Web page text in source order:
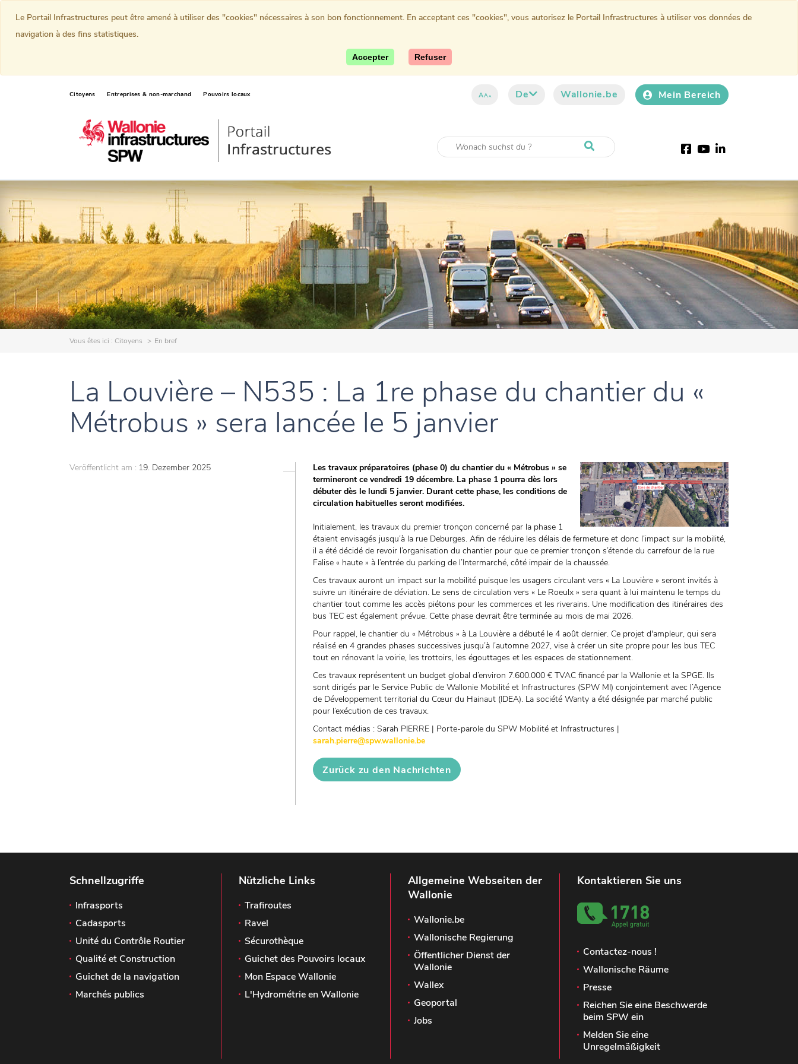
Citoyens Entreprises & non-marchand Pouvoirs locaux AAA De Wallonie.be Mein Bereich
Facebook
YoutubeLinkedIn
Vous êtes ici : Citoyens En bref
La Louvière – N535 : La 1re phase du chantier du «
Métrobus » sera lancée le 5 janvier
Veröffentlicht am : 19. Dezember 2025
Les travaux préparatoires (phase 0) du chantier du « Métrobus » se
termineront ce vendredi 19 décembre. La phase 1 pourra dès lors
débuter dès le lundi 5 janvier. Durant cette phase, les conditions de
circulation habituelles seront modifiées.
Initialement, les travaux du premier tronçon concerné par la phase 1
étaient envisagés jusqu’à la rue Deburges. Afin de réduire les délais de fermeture et donc l’impact sur la mobilité,
il a été décidé de revoir l’organisation du chantier pour que ce premier tronçon s’étende du carrefour de la rue
Falise « haute » à l’entrée du parking de l’Intermarché, côté impair de la chaussée.
Ces travaux auront un impact sur la mobilité puisque les usagers circulant vers « La Louvière » seront invités à
suivre un itinéraire de déviation. Le sens de circulation vers « Le Roeulx » sera quant à lui maintenu le temps du
chantier tout comme les accès piétons pour les commerces et les riverains. Une modification des itinéraires des
bus TEC est également prévue. Cette phase devrait être terminée au mois de mai 2026.
Pour rappel, le chantier du « Métrobus » à La Louvière a débuté le 4 août dernier. Ce projet d'ampleur, qui sera
réalisé en 4 grandes phases successives jusqu’à l’automne 2027, vise à créer un site propre pour les bus TEC
tout en rénovant la voirie, les trottoirs, les égouttages et les espaces de stationnement.
Ces travaux représentent un budget global d’environ 7.600.000 € TVAC financé par la Wallonie et la SPGE. Ils
sont dirigés par le Service Public de Wallonie Mobilité et Infrastructures (SPW MI) conjointement avec l’Agence
de Développement territorial du Cœur du Hainaut (IDEA). La société Wanty a été désignée par marché public
pour l’exécution de ces travaux.
Contact médias : Sarah PIERRE | Porte-parole du SPW Mobilité et Infrastructures |
sarah.pierre@spw.wallonie.be
Zurück zu den Nachrichten
Schnellzugriffe
Infrasports
Cadasports
Unité du Contrôle Routier
Qualité et Construction
Guichet de la navigation
Marchés publics
Nützliche Links
Trafiroutes
Ravel
Sécurothèque
Guichet des Pouvoirs locaux
Mon Espace Wallonie
L'Hydrométrie en Wallonie
Allgemeine Webseiten der
Wallonie
Wallonie.be
Wallonische Regierung
Öffentlicher Dienst der
Wallonie
Wallex
Geoportal
Jobs
Kontaktieren Sie uns
Contactez-nous !
Wallonische Räume
Presse
Reichen Sie eine Beschwerde
beim SPW ein
Melden Sie eine
Unregelmäßigkeit
Le Portail Infrastructures peut être amené à utiliser des "cookies" nécessaires à son bon fonctionnement. En acceptant ces "cookies", vous autorisez le Portail Infrastructures à utiliser vos données de
navigation à des fins statistiques.
Accepter Refuser